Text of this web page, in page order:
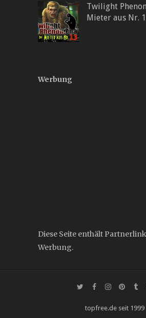
Twilight
Mieter aus Nr.
Werbung
Diese Seite enthält
Werbung.
topfree.de seit 1999